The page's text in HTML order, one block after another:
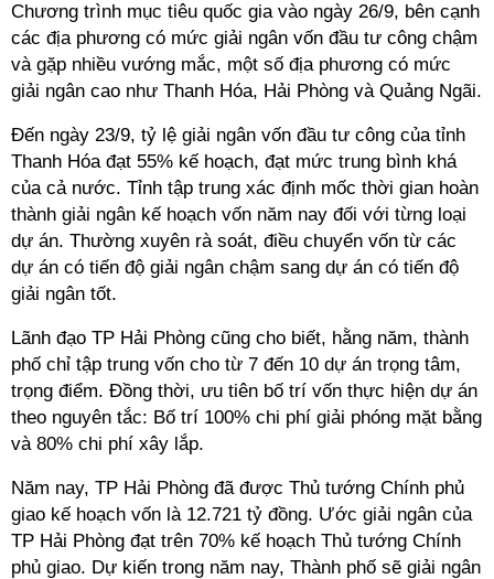
Chương trình mục tiêu quốc gia vào ngày 26/9, bên cạnh
các địa phương có mức giải ngân vốn đầu tư công chậm
và gặp nhiều vướng mắc, một số địa phương có mức
giải ngân cao như Thanh Hóa, Hải Phòng và Quảng Ngãi.
Đến ngày 23/9, tỷ lệ giải ngân vốn đầu tư công của tỉnh
Thanh Hóa đạt 55% kế hoạch, đạt mức trung bình khá
của cả nước. Tỉnh tập trung xác định mốc thời gian hoàn
thành giải ngân kế hoạch vốn năm nay đối với từng loại
dự án. Thường xuyên rà soát, điều chuyển vốn từ các
dự án có tiến độ giải ngân chậm sang dự án có tiến độ
giải ngân tốt.
Lãnh đạo TP Hải Phòng cũng cho biết, hằng năm, thành
phố chỉ tập trung vốn cho từ 7 đến 10 dự án trọng tâm,
trọng điểm. Đồng thời, ưu tiên bố trí vốn thực hiện dự án
theo nguyên tắc: Bố trí 100% chi phí giải phóng mặt bằng
và 80% chi phí xây lắp.
Năm nay, TP Hải Phòng đã được Thủ tướng Chính phủ
giao kế hoạch vốn là 12.721 tỷ đồng. Ước giải ngân của
TP Hải Phòng đạt trên 70% kế hoạch Thủ tướng Chính
phủ giao. Dự kiến trong năm nay, Thành phố sẽ giải ngân